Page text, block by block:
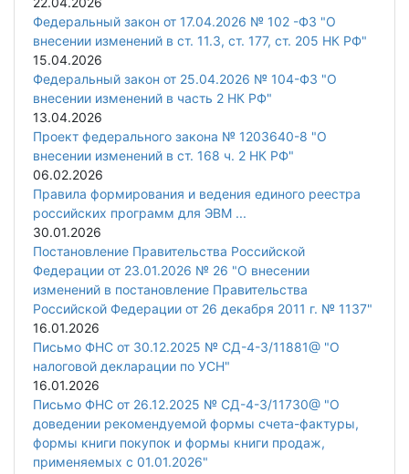
Федеральный закон от 17.04.2026 № 102 -ФЗ "О
внесении изменений в ст. 11.3, ст. 177, ст. 205 НК РФ"
15.04.2026
Федеральный закон от 25.04.2026 № 104-ФЗ "О
внесении изменений в часть 2 НК РФ"
13.04.2026
Проект федерального закона № 1203640-8 "О
внесении изменений в ст. 168 ч. 2 НК РФ"
06.02.2026
Правила формирования и ведения единого реестра
российских программ для ЭВМ ...
30.01.2026
Постановление Правительства Российской
Федерации от 23.01.2026 № 26 "О внесении
изменений в постановление Правительства
Российской Федерации от 26 декабря 2011 г. № 1137"
16.01.2026
Письмо ФНС от 30.12.2025 № СД-4-3/11881@ "О
налоговой декларации по УСН"
16.01.2026
Письмо ФНС от 26.12.2025 № СД-4-3/11730@ "О
доведении рекомендуемой формы счета-фактуры,
формы книги покупок и формы книги продаж,
применяемых с 01.01.2026"